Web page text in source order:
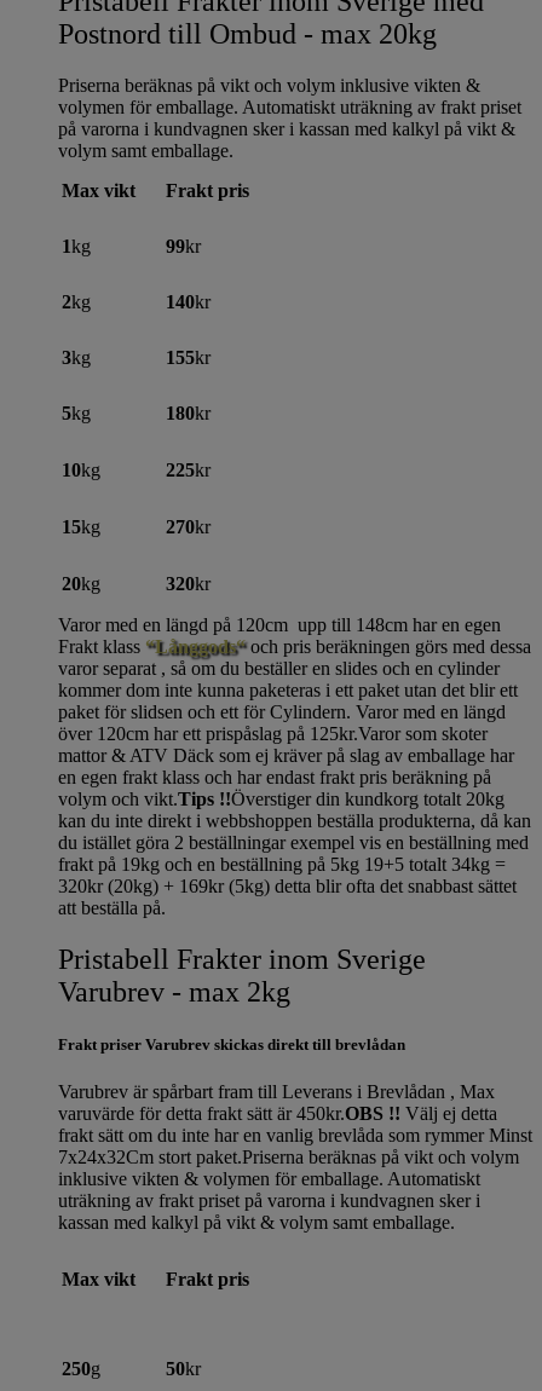
Postnord till Ombud - max 20kg
Priserna beräknas på vikt och volym inklusive vikten &
volymen för emballage. Automatiskt uträkning av frakt priset
på varorna i kundvagnen sker i kassan med kalkyl på vikt &
volym samt emballage.
Max vikt
Frakt pris
1kg 99kr
2kg 140kr
3kg 155kr
5kg 180kr
10kg 225kr
15kg 270kr
20kg 320kr
Varor med en längd på 120cm upp till 148cm har en egen
Frakt klass “Långgods“och pris beräkningen görs med dessa
varor separat , så om du beställer en slides och en cylinder
kommer dom inte kunna paketeras i ett paket utan det blir ett
paket för slidsen och ett för Cylindern. Varor med en längd
över 120cm har ett prispåslag på 125kr.Varor som skoter
mattor & ATV Däck som ej kräver på slag av emballage har
en egen frakt klass och har endast frakt pris beräkning på
volym och vikt.Tips !!Överstiger din kundkorg totalt 20kg
kan du inte direkt i webbshoppen beställa produkterna, då kan
du istället göra 2 beställningar exempel vis en beställning med
frakt på 19kg och en beställning på 5kg 19+5 totalt 34kg =
320kr (20kg) + 169kr (5kg) detta blir ofta det snabbast sättet
att beställa på.
Pristabell Frakter inom Sverige
Varubrev - max 2kg
Frakt priser Varubrev skickas direkt till brevlådan
Varubrev är spårbart fram till Leverans i Brevlådan , Max
varuvärde för detta frakt sätt är 450kr.OBS !! Välj ej detta
frakt sätt om du inte har en vanlig brevlåda som rymmer Minst
7x24x32Cm stort paket.Priserna beräknas på vikt och volym
inklusive vikten & volymen för emballage. Automatiskt
uträkning av frakt priset på varorna i kundvagnen sker i
kassan med kalkyl på vikt & volym samt emballage.
Max vikt Frakt pris
250g 50kr